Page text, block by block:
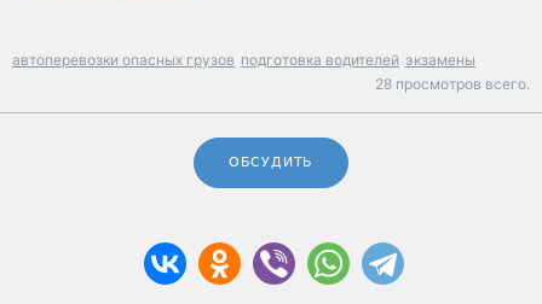
автоперевозки опасных грузов подготовка водителей экзамены
28 просмотров всего.
ОБСУДИТЬ